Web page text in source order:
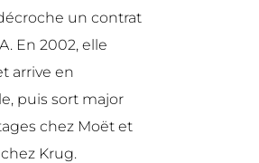
un contrat
En 2002, elle
arrive en
puis sort major
chez Moët et
Krug.